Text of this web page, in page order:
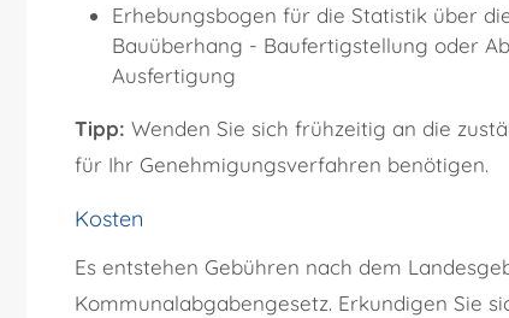
Erhebungsbogen für die Statistik über
Bauüberhang - Baufertigstellung oder
Ausfertigung
Tipp: Wenden Sie sich frühzeitig an die
für Ihr Genehmigungsverfahren benötigen.
Kosten
Es entstehen Gebühren nach dem
Kommunalabgabengesetz. Erkundigen Sie